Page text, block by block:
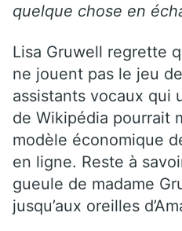
quelque chose en
Lisa Gruwell regrette
ne jouent pas le jeu
assistants vocaux qui
de Wikipédia pourrait
modèle économique
en ligne. Reste à
gueule de madame
jusqu’aux oreilles